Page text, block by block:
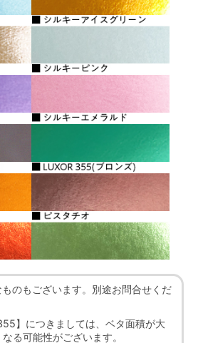
のもございます。別途お問合せくだ
】につきましては、ベタ面積が大
る可能性がございます。